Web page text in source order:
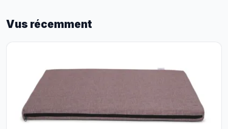
Vus récemment